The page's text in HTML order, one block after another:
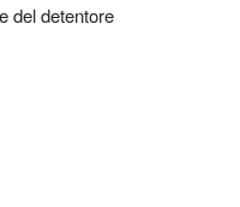
del detentore